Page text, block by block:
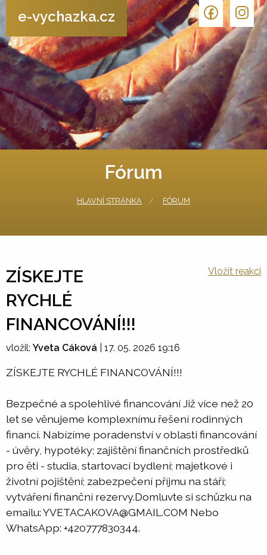
e-vychazka.cz
Fórum
HLAVNÍ STRÁNKA FÓRUM
ZÍSKEJTE
RYCHLÉ
FINANCOVÁNÍ!!!
Vložit reakci
vložil: Yveta Cáková 17. 05. 2026 19:16
ZÍSKEJTE RYCHLÉ FINANCOVÁNÍ!!!
Bezpečné a spolehlivé financování Již více než 20
let se věnujeme komplexnímu řešení rodinných
financí. Nabízíme poradenství v oblasti financování
- úvěry, hypotéky; zajištění finančních prostředků
pro ěti - studia, startovací bydlení; majetkové i
životní pojištění; zabezpečení příjmu na stáří;
vytváření finanční rezervy.Domluvte si schůzku na
emailu: YVETACAKOVA@GMAIL.COM Nebo
WhatsApp: +420777830344.